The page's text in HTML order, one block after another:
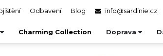
Odbavení Blog info@sardinie.cz
Charming Collection Doprava